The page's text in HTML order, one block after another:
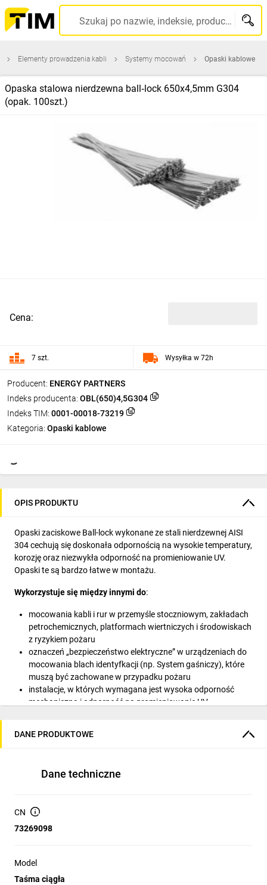
Szukaj po nazwie, indeksie, producencie, kodzie kreskowym...
Elementy prowadzenia kabli Systemy mocowań Opaski kablowe
Opaska stalowa nierdzewna ball‑lock 650x4,5mm G304
(opak. 100szt.)
Producent: ENERGY PARTNERS
Indeks producenta: OBL(650)4,5G304
Indeks TIM: 0001-00018-73219
Kategoria: Opaski kablowe
Cena:
7 szt. Wysyłka w 72h
OPIS PRODUKTU
Opaski zaciskowe Ball-lock wykonane ze stali nierdzewnej AISI
304 cechują się doskonała odpornością na wysokie temperatury,
korozję oraz niezwykła odporność na promieniowanie UV.
Opaski te są bardzo łatwe w montażu.
Wykorzystuje się między innymi do:
mocowania kabli i rur w przemyśle stoczniowym, zakładach
petrochemicznych, platformach wiertniczych i środowiskach
z ryzykiem pożaru
oznaczeń „bezpieczeństwo elektryczne” w urządzeniach do
mocowania blach identyfkacji (np. System gaśniczy), które
muszą być zachowane w przypadku pożaru
instalacje, w których wymagana jest wysoka odporność
mechaniczna i odporność na promieniowanie UV
uszkodzeniami izolacji kabla elektrycznego.
DANE PRODUKTOWE
Dane techniczne
CN
73269098
Model
Taśma ciągła